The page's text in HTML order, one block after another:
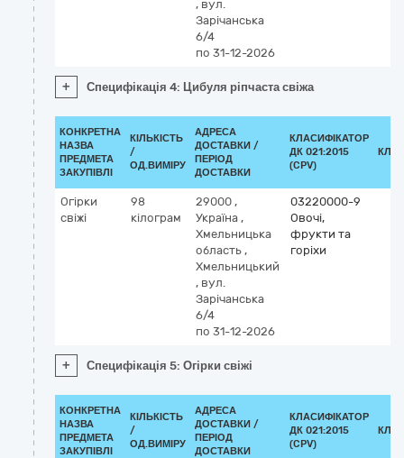
, вул.
Зарічанська
6/4
по 31-12-2026
+ Специфікація 4: Цибуля ріпчаста свіжа
КОНКРЕТНА
НАЗВА
ПРЕДМЕТА
ЗАКУПІВЛІ
КІЛЬКІСТЬ
/
ОД.ВИМІРУ
АДРЕСА
ДОСТАВКИ /
ПЕРІОД
ДОСТАВКИ
КЛАСИФІКАТОР
ДК 021:2015
(CPV)
Огірки
свіжі
98
кілограм
29000 ,
Україна ,
Хмельницька
область ,
Хмельницький
, вул.
Зарічанська
6/4
по 31-12-2026
03220000-9
Овочі,
фрукти та
горіхи
+ Специфікація 5: Огірки свіжі
КОНКРЕТНА
НАЗВА
ПРЕДМЕТА
ЗАКУПІВЛІ
КІЛЬКІСТЬ
/
ОД.ВИМІРУ
АДРЕСА
ДОСТАВКИ /
ПЕРІОД
ДОСТАВКИ
КЛАСИФІКАТОР
ДК 021:2015
(CPV)